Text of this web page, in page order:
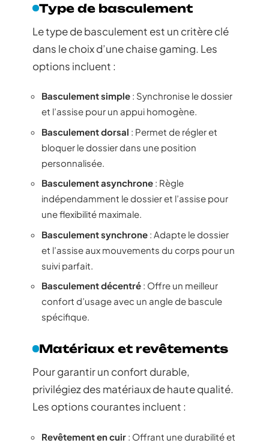
Type de basculement
Le type de basculement est un critère clé
dans le choix d’une chaise gaming. Les
options incluent :
Basculement simple : Synchronise le dossier
et l’assise pour un appui homogène.
Basculement dorsal : Permet de régler et
bloquer le dossier dans une position
personnalisée.
Basculement asynchrone : Règle
indépendamment le dossier et l’assise pour
une flexibilité maximale.
Basculement synchrone : Adapte le dossier
et l’assise aux mouvements du corps pour un
suivi parfait.
Basculement décentré : Offre un meilleur
confort d’usage avec un angle de bascule
spécifique.
Matériaux et revêtements
Pour garantir un confort durable,
privilégiez des matériaux de haute qualité.
Les options courantes incluent :
Revêtement en cuir : Offrant une durabilité et